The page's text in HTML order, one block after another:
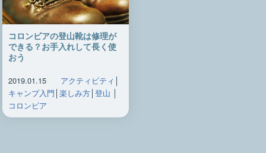
コロンビアの登山靴は修理が
できる？お手入れして長く使
おう
2019.01.15 アクティビティ │
キャンプ入門 │ 楽しみ方│ 登山 │
コロンビア